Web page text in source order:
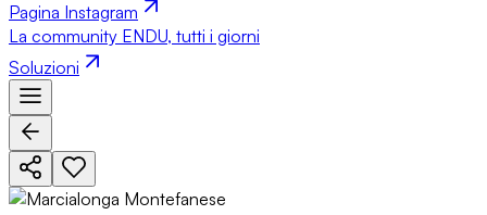
Pagina Instagram
La community ENDU, tutti i giorni
Soluzioni